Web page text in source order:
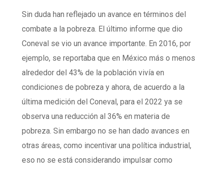
Sin duda han reflejado un avance en términos del
combate a la pobreza. El último informe que dio
Coneval se vio un avance importante. En 2016, por
ejemplo, se reportaba que en México más o menos
alrededor del 43% de la población vivía en
condiciones de pobreza y ahora, de acuerdo a la
última medición del Coneval, para el 2022 ya se
observa una reducción al 36% en materia de
pobreza. Sin embargo no se han dado avances en
otras áreas, como incentivar una política industrial,
eso no se está considerando impulsar como